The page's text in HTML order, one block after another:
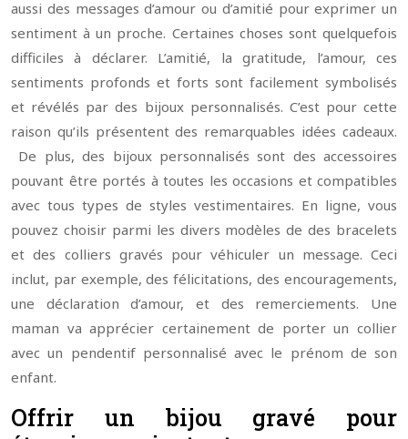
aussi des messages d’amour ou d’amitié pour exprimer un
sentiment à un proche. Certaines choses sont quelquefois
difficiles à déclarer. L’amitié, la gratitude, l’amour, ces
sentiments profonds et forts sont facilement symbolisés
et révélés par des bijoux personnalisés. C’est pour cette
raison qu’ils présentent des remarquables idées cadeaux.
De plus, des bijoux personnalisés sont des accessoires
pouvant être portés à toutes les occasions et compatibles
avec tous types de styles vestimentaires. En ligne, vous
pouvez choisir parmi les divers modèles de des bracelets
et des colliers gravés pour véhiculer un message. Ceci
inclut, par exemple, des félicitations, des encouragements,
une déclaration d’amour, et des remerciements. Une
maman va apprécier certainement de porter un collier
avec un pendentif personnalisé avec le prénom de son
enfant.
Offrir un bijou gravé pour